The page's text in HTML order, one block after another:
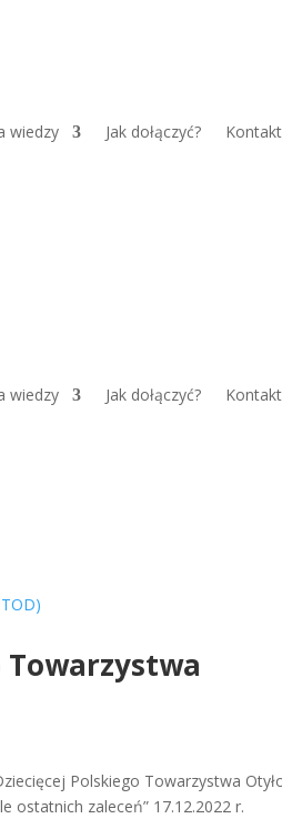
wiedzy Jak dołączyć? Kontakt
wiedzy Jak dołączyć? Kontakt
Towarzystwa
Polskiego Towarzystwa
ostatnich zaleceń” 17.12.2022 r.